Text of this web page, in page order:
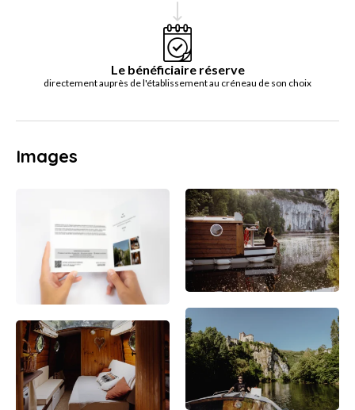
Le bénéficiaire réserve
directement auprès de l'établissement au créneau de son choix
Images